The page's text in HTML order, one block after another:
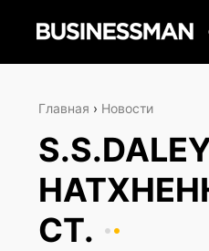
Главная › Новости
СТ.